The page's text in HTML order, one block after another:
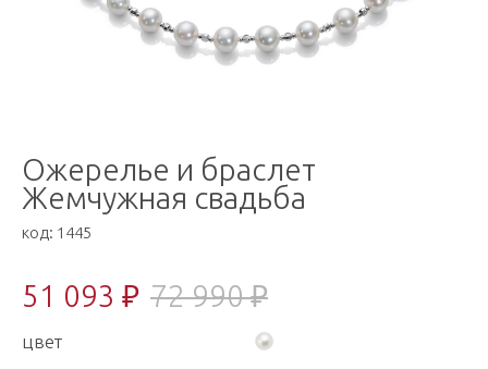
Ожерелье и браслет
Жемчужная свадьба
код: 1445
51 093 ₽ 72 990 ₽
цвет